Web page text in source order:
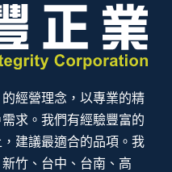
經營理念，以專業的精
求。我們有經驗豐富的
建議最適合的品項。我
竹、台中、台南、高